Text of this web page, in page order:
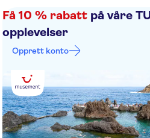
Suite Hotel Eden Mar
Roca Mar
Alto Lido
The Cliff Bay Resort
Porto Mare
Få 10 % rabatt på våre
opplevelser
Opprett konto